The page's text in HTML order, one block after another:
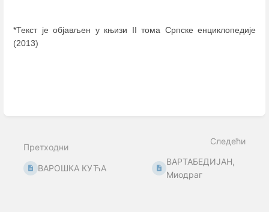
*Текст је објављен у књизи II тома Српске енциклопедије
(2013)
Претходни
ВАРОШКА КУЋА
Следећи
ВАРТАБЕДИЈАН,
Миодраг